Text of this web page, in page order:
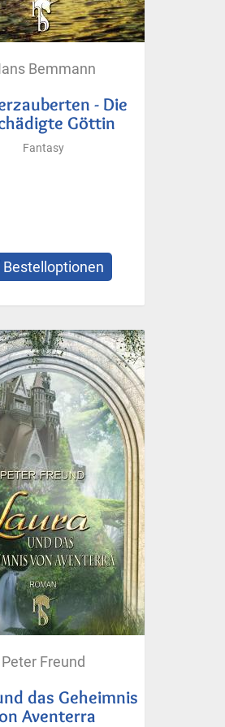
Bemmann
- Die
Göttin
Fantasy
Bestelloptionen
Peter Freund
das Geheimnis
Aventerra